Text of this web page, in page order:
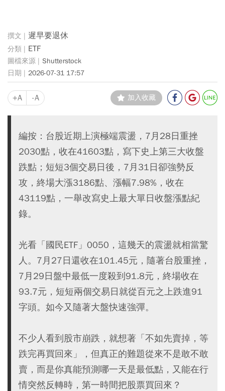
遲早要退休
ETF
Shutterstock
2026-07-31 17:57
+A -A 加入收藏
編按：台股近期上演極端震盪，7月28日重挫
2030點，收在41603點，寫下史上第三大收盤
跌點；短短3個交易日後，7月31日卻強勢反
攻，終場大漲3186點、漲幅7.98%，收在
43119點，一舉改寫史上最大單日收盤漲點紀
錄。
光看「國民ETF」0050，這幾天的震盪就相當驚
人。7月27日還收在101.45元，隨著台股重挫，
7月29日盤中最低一度殺到91.8元，終場收在
93.7元，短短兩個交易日就從百元之上跌進91
字頭。如今又隨著大盤快速強彈。
不少人看到股市崩跌，就想著「不如先賣掉，等
跌完再買回來」，但真正的難題從來不是敢不敢
賣，而是你真能預測哪一天是最低點，又能在行
情突然反轉時，第一時間把股票買回來？